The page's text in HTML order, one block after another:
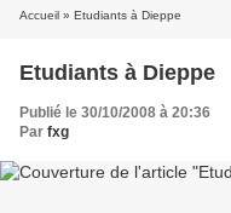
Accueil » Etudiants à Dieppe
Etudiants à Dieppe
Publié le 30/10/2008 à 20:36
Par fxg